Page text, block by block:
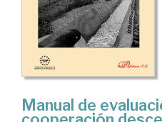
Manual de